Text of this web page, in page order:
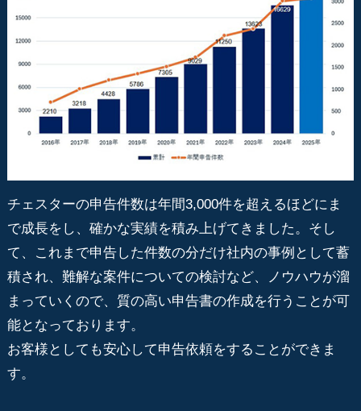
チェスターの申告件数は年間3,000件を超えるほどにま
で成長をし、確かな実績を積み上げてきました。そし
て、これまで申告した件数の分だけ社内の事例として蓄
積され、難解な案件についての検討など、ノウハウが溜
まっていくので、質の高い申告書の作成を行うことが可
能となっております。
お客様としても安心して申告依頼をすることができま
す。